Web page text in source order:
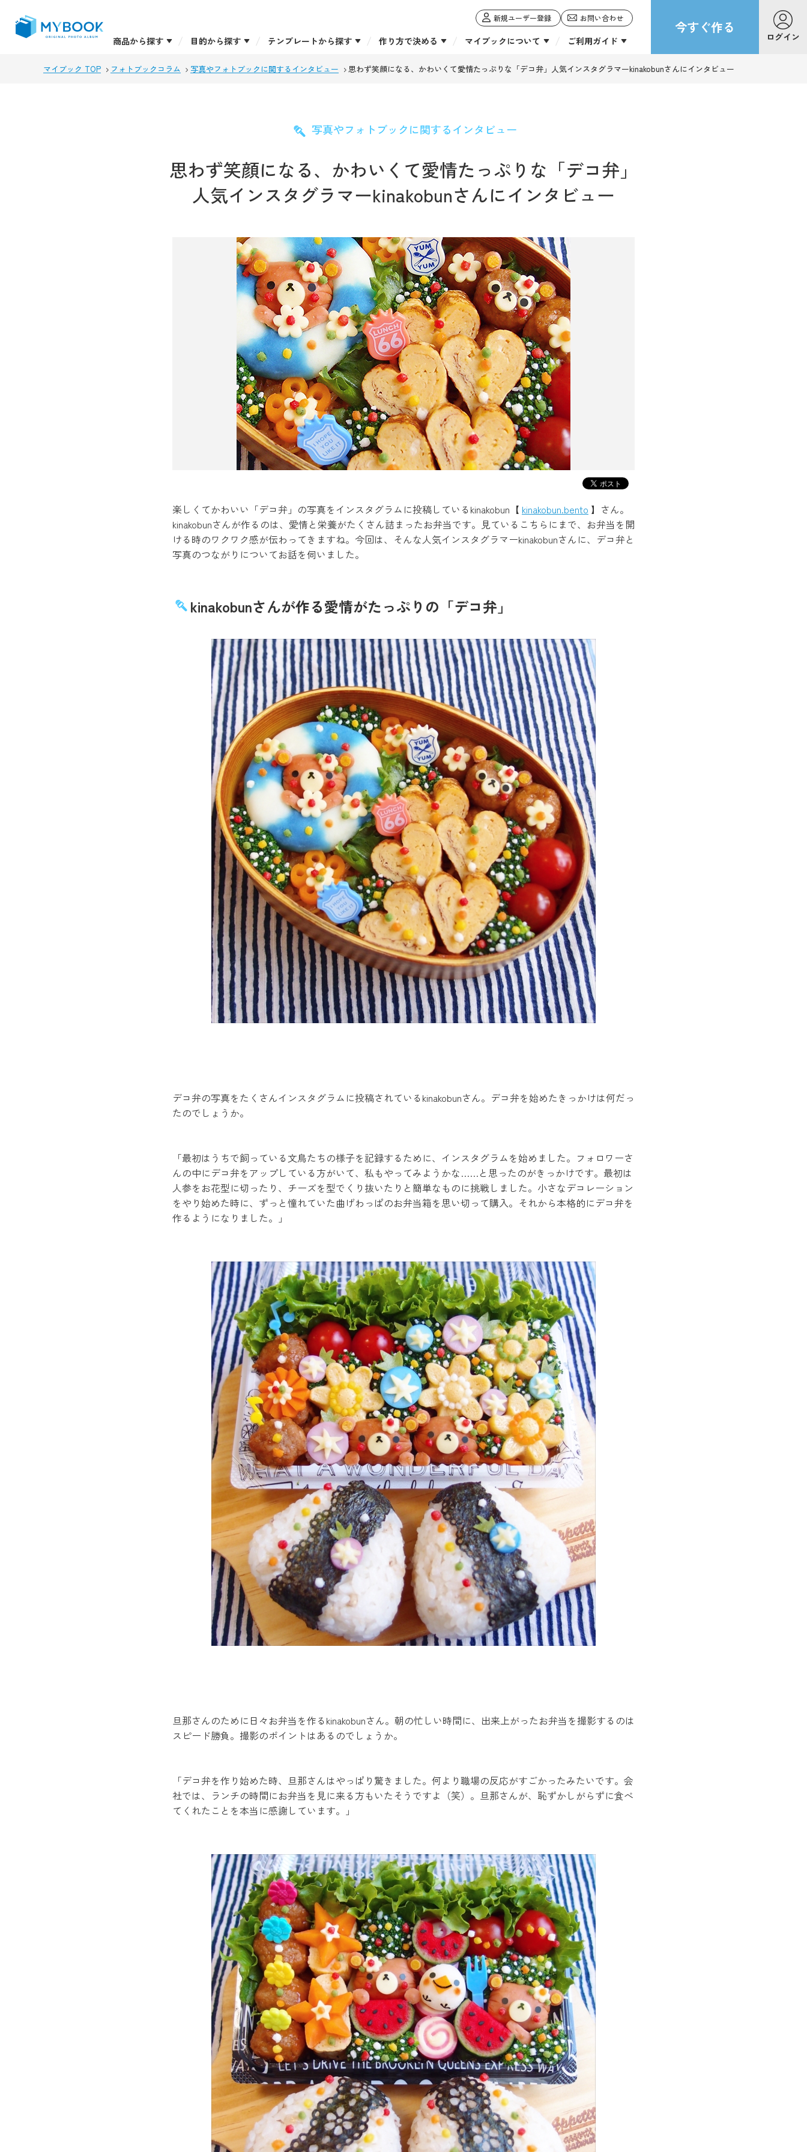
新規ユーザー登録 お問い合わせ
商品から探す 目的から探す テンプレートから探す 作り方で決める マイブックについて ご利用ガイド
今すぐ作る
ログイン
マイブック TOP フォトブックコラム 写真やフォトブックに関するインタビュー 思わず笑顔になる、かわいくて愛情たっぷりな「デコ弁」人気インスタグラマーkinakobunさんにインタビュー
写真やフォトブックに関するインタビュー
思わず笑顔になる、かわいくて愛情たっぷりな「デコ弁」
人気インスタグラマーkinakobunさんにインタビュー
楽しくてかわいい「デコ弁」の写真をインスタグラムに投稿しているkinakobun【 kinakobun.bento 】さん。
kinakobunさんが作るのは、愛情と栄養がたくさん詰まったお弁当です。見ているこちらにまで、お弁当を開
ける時のワクワク感が伝わってきますね。今回は、そんな人気インスタグラマーkinakobunさんに、デコ弁と
写真のつながりについてお話を伺いました。
kinakobunさんが作る愛情がたっぷりの「デコ弁」
デコ弁の写真をたくさんインスタグラムに投稿されているkinakobunさん。デコ弁を始めたきっかけは何だっ
たのでしょうか。
「最初はうちで飼っている文鳥たちの様子を記録するために、インスタグラムを始めました。フォロワーさ
んの中にデコ弁をアップしている方がいて、私もやってみようかな……と思ったのがきっかけです。最初は
人参をお花型に切ったり、チーズを型でくり抜いたりと簡単なものに挑戦しました。小さなデコレーション
をやり始めた時に、ずっと憧れていた曲げわっぱのお弁当箱を思い切って購入。それから本格的にデコ弁を
作るようになりました。」
旦那さんのために日々お弁当を作るkinakobunさん。朝の忙しい時間に、出来上がったお弁当を撮影するのは
スピード勝負。撮影のポイントはあるのでしょうか。
「デコ弁を作り始めた時、旦那さんはやっぱり驚きました。何より職場の反応がすごかったみたいです。会
社では、ランチの時間にお弁当を見に来る方もいたそうですよ（笑）。旦那さんが、恥ずかしがらずに食べ
てくれたことを本当に感謝しています。」